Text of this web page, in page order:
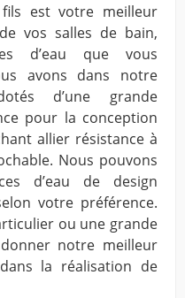
est votre meilleur
vos salles de bain,
d’eau que vous
avons dans notre
d’une grande
pour la conception
allier résistance à
Nous pouvons
d’eau de design
votre préférence.
ou une grande
notre meilleur
la réalisation de